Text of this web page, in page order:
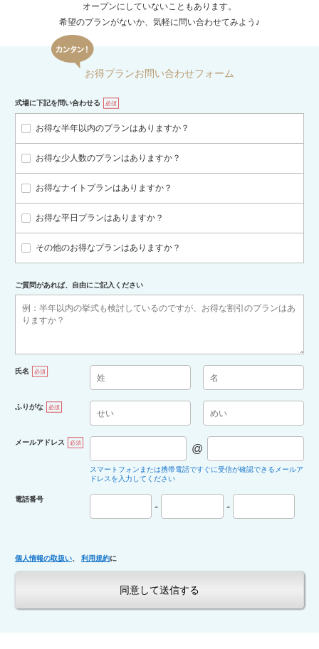
オープンにしていないこともあります。
希望のプランがないか、気軽に問い合わせてみよう♪
お得プランお問い合わせフォーム
式場に下記を問い合わせる 必須
お得な半年以内のプランはありますか？
お得な少人数のプランはありますか？
お得なナイトプランはありますか？
お得な平日プランはありますか？
その他のお得なプランはありますか？
ご質問があれば、自由にご記入ください
氏名 必須
ふりがな 必須
メールアドレス 必須
@
スマートフォンまたは携帯電話ですぐに受信が確認できるメールア
ドレスを入力してください
電話番号
- -
個人情報の取扱い 利用規約に